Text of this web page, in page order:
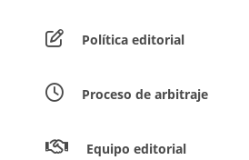
Política editorial
Proceso de arbitraje
Equipo editorial